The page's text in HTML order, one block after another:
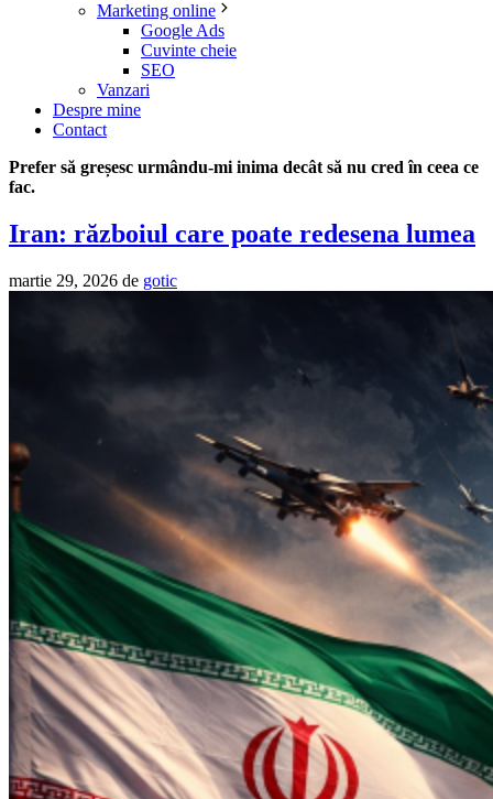
Marketing online
Google Ads
Cuvinte cheie
SEO
Vanzari
Despre mine
Contact
Prefer să greșesc urmându-mi inima decât să nu cred în ceea ce
fac.
Iran: războiul care poate redesena lumea
martie 29, 2026 de gotic